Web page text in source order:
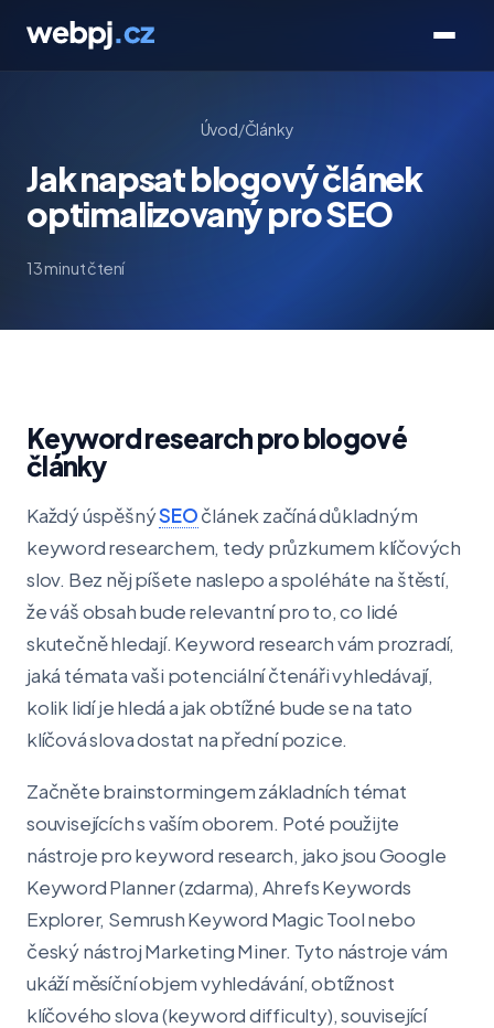
Úvod/Články
Jak napsat blogový článek
optimalizovaný pro SEO
13 minut čtení
Keyword research pro blogové
články
Každý úspěšnýSEOčlánek začíná důkladným
keyword researchem, tedy průzkumem klíčových
slov. Bez něj píšete naslepo a spoléháte na štěstí,
že váš obsah bude relevantní pro to, co lidé
skutečně hledají. Keyword research vám prozradí,
jaká témata vaši potenciální čtenáři vyhledávají,
kolik lidí je hledá a jak obtížné bude se na tato
klíčová slova dostat na přední pozice.
Začněte brainstormingem základních témat
souvisejících s vaším oborem. Poté použijte
nástroje pro keyword research, jako jsou Google
Keyword Planner (zdarma), Ahrefs Keywords
Explorer, Semrush Keyword Magic Tool nebo
český nástroj Marketing Miner. Tyto nástroje vám
ukáží měsíční objem vyhledávání, obtížnost
klíčového slova (keyword difficulty), související